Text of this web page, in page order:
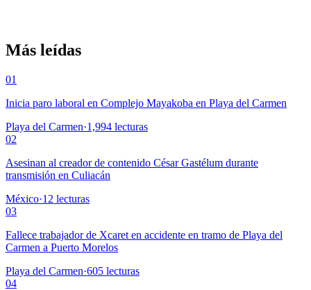
Más leídas
01
Inicia paro laboral en Complejo Mayakoba en Playa del Carmen
Playa del Carmen·1,994 lecturas
02
Asesinan al creador de contenido César Gastélum durante
transmisión en Culiacán
México·12 lecturas
03
Fallece trabajador de Xcaret en accidente en tramo de Playa del
Carmen a Puerto Morelos
Playa del Carmen·605 lecturas
04